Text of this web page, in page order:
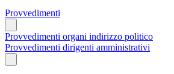
Provvedimenti
Provvedimenti organi indirizzo politico
Provvedimenti dirigenti amministrativi